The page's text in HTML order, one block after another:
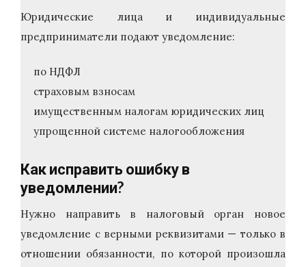
Юридические лица и индивидуальные
предприниматели подают уведомление:
по НДФЛ
страховым взносам
имущественным налогам юридических лиц
упрощенной системе налогообложения
Как исправить ошибку в
уведомлении?
Нужно направить в налоговый орган новое
уведомление с верными реквизитами — только в
отношении обязанности, по которой произошла